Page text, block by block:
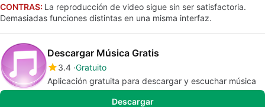
CONTRAS: La reproducción de video sigue sin ser satisfactoria.
Demasiadas funciones distintas en una misma interfaz.
Descargar Música Gratis
3.4 Gratuito
Aplicación gratuita para descargar y escuchar música
Descargar